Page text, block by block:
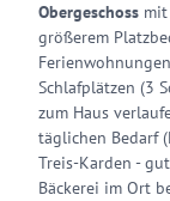
Obergeschoss mit
größerem
Schlafplätzen (3
zum Haus
täglichen Bedarf
Treis-Karden -
Bäckerei im Ort